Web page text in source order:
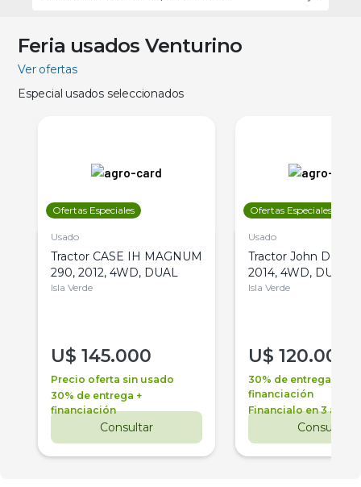
Feria usados Venturino
Ver ofertas
Especial usados seleccionados
Ofertas Especiales
Usado
Tractor CASE IH MAGNUM
290, 2012, 4WD, DUAL
Isla Verde
U$ 145.000
Precio oferta sin usado
30% de entrega +
financiación
Consultar
Ofertas Especiales
Usado
Tractor John Deere
2014, 4WD, DUAL
Isla Verde
U$ 120.000
30% de entrega +
financiación
Financialo en 3 años
Consultar